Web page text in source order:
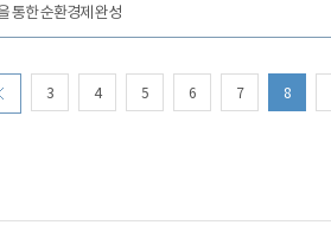
통한 순환경제 완성
3 4 5 6 7 8